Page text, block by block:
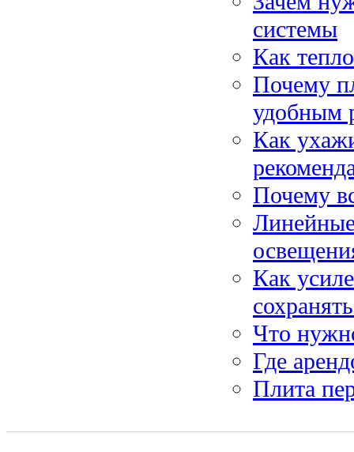
системы
Как
Почему
удобным
Как
Почему
Как
Что
Где
Плита